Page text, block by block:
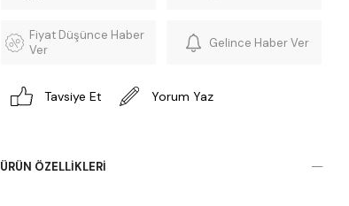
Fiyat Düşünce Haber
Ver
Gelince Haber Ver
Tavsiye Et Yorum Yaz
ÜRÜN ÖZELLIKLERI